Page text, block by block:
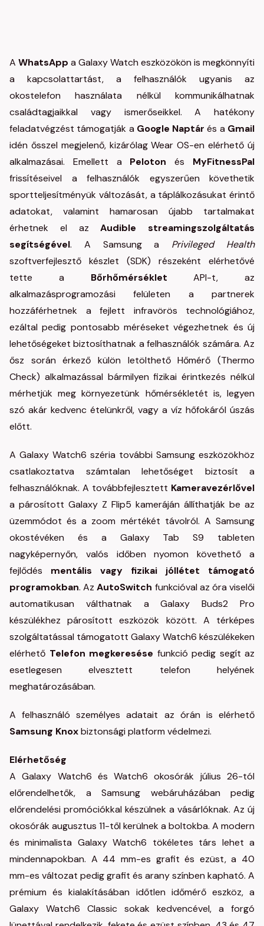
A WhatsApp a Galaxy Watch eszközökön is megkönnyíti
a kapcsolattartást, a felhasználók ugyanis az
okostelefon használata nélkül kommunikálhatnak
családtagjaikkal vagy ismerőseikkel. A hatékony
feladatvégzést támogatják a Google Naptár és a Gmail
idén ősszel megjelenő, kizárólag Wear OS-en elérhető új
alkalmazásai. Emellett a Peloton és MyFitnessPal
frissítéseivel a felhasználók egyszerűen követhetik
sportteljesítményük változását, a táplálkozásukat érintő
adatokat, valamint hamarosan újabb tartalmakat
érhetnek el azAudible streamingszolgáltatás
segítségével. A Samsung a Privileged Health
szoftverfejlesztő készlet (SDK) részeként elérhetővé
tette a BőrhőmérsékletAPI-t, az
alkalmazásprogramozási felületen a partnerek
hozzáférhetnek a fejlett infravörös technológiához,
ezáltal pedig pontosabb méréseket végezhetnek és új
lehetőségeket biztosíthatnak a felhasználók számára. Az
ősz során érkező külön letölthető Hőmérő (Thermo
Check) alkalmazással bármilyen fizikai érintkezés nélkül
mérhetjük meg környezetünk hőmérsékletét is, legyen
szó akár kedvenc ételünkről, vagy a víz hőfokáról úszás
előtt.
A Galaxy Watch6 széria további Samsung eszközökhöz
csatlakoztatva számtalan lehetőséget biztosít a
felhasználóknak. A továbbfejlesztett Kameravezérlővel
a párosított Galaxy Z Flip5 kameráján állíthatják be az
üzemmódot és a zoom mértékét távolról. A Samsung
okostévéken és a Galaxy Tab S9 tableten
nagyképernyőn, valós időben nyomon követhető a
fejlődés mentális vagy fizikai jóllétet támogató
programokban. AzAutoSwitch funkcióval az óra viselői
automatikusan válthatnak a Galaxy Buds2 Pro
készülékhez párosított eszközök között. A térképes
szolgáltatással támogatott Galaxy Watch6 készülékeken
elérhető Telefon megkeresése funkció pedig segít az
esetlegesen elvesztett telefon helyének
meghatározásában.
A felhasználó személyes adatait az órán is elérhető
Samsung Knoxbiztonsági platform védelmezi.
Elérhetőség
A Galaxy Watch6 és Watch6 okosórák július 26-tól
előrendelhetők, a Samsung webáruházában pedig
előrendelési promóciókkal készülnek a vásárlóknak. Az új
okosórák augusztus 11-től kerülnek a boltokba. A modern
és minimalista Galaxy Watch6 tökéletes társ lehet a
mindennapokban. A 44 mm-es grafit és ezüst, a 40
mm-es változat pedig grafit és arany színben kapható. A
prémium és kialakításában időtlen időmérő eszköz, a
Galaxy Watch6 Classic sokak kedvencével, a forgó